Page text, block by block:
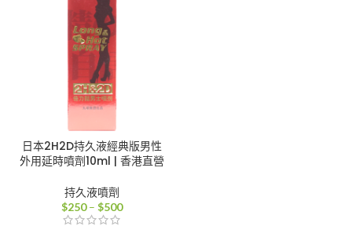
日本2H2D持久液經典版男性
外用延時噴劑10ml | 香港直營
持久液噴劑
$250 – $500價